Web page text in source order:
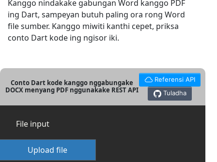
Kanggo nindakake gabungan Word kanggo PDF
ing Dart, sampeyan butuh paling ora rong Word
file sumber. Kanggo miwiti kanthi cepet, priksa
conto Dart kode ing ngisor iki.
Conto Dart kode kanggo nggabungake
DOCX menyang PDF nggunakake REST API
Referensi API
Tuladha
File input
Upload file